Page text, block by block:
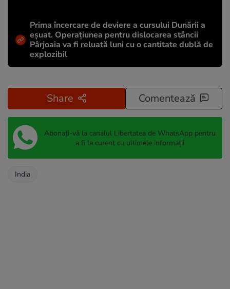
Prima încercare de deviere a cursului Dunării a
eșuat. Operațiunea pentru dislocarea stâncii
Pârjoaia va fi reluată luni cu o cantitate dublă de
explozibil
Share Comentează
Abonați-vă la canalul Libertatea de WhatsApp pentru
a fi la curent cu ultimele informații
India